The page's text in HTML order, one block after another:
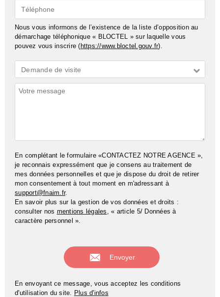
Téléphone
Nous vous informons de l’existence de la liste d’opposition au
démarchage téléphonique « BLOCTEL » sur laquelle vous
pouvez vous inscrire ( https://www.bloctel.gouv.fr).
Demande
*
Demande de visite
Commentaires
En complétant le formulaire «CONTACTEZ NOTRE AGENCE »,
je reconnais expressément que je consens au traitement de
mes données personnelles et que je dispose du droit de retirer
mon consentement à tout moment en m'adressant à
support@fnaim.fr.
En savoir plus sur la gestion de vos données et droits :
consulter nos mentions légales , « article 5/ Données à
caractère personnel ».
En envoyant ce message, vous acceptez les conditions
d'utilisation du site.
Plus d'infos